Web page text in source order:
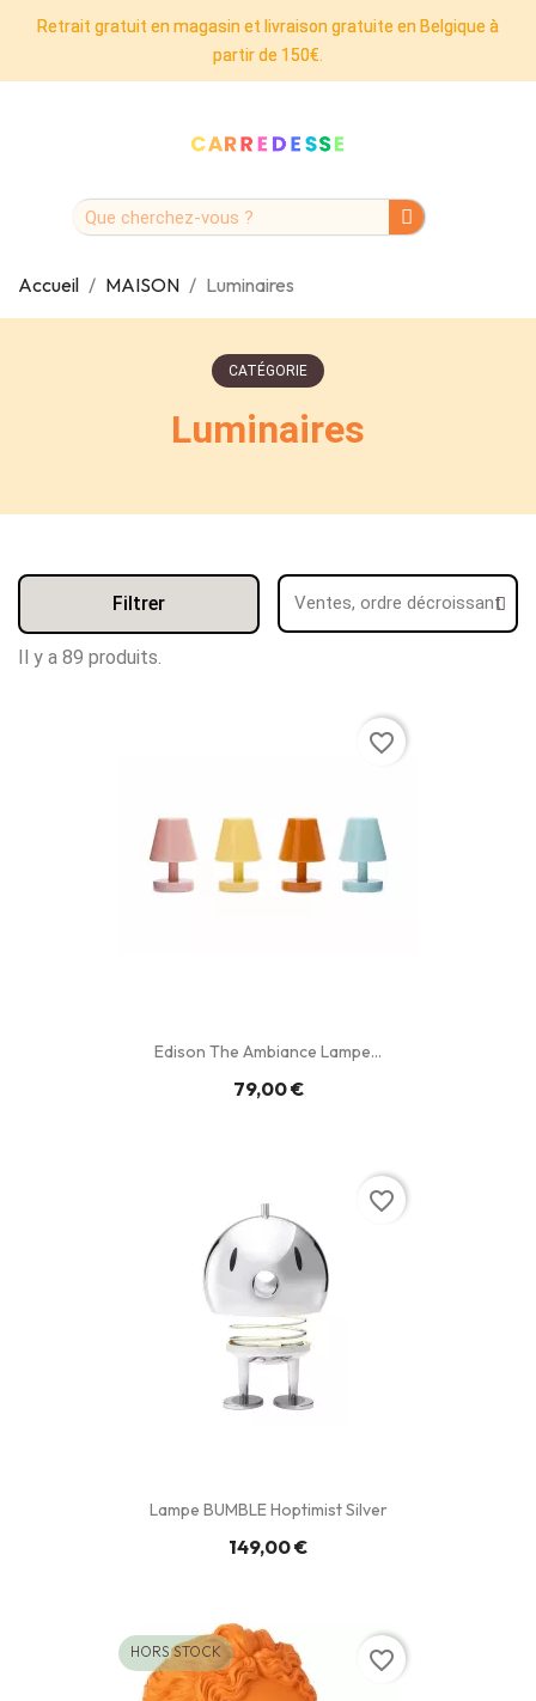
Retrait gratuit en magasin et livraison gratuite en Belgique à
partir de 150€.
Accueil MAISON Luminaires
CATÉGORIE
Luminaires
Il y a 89 produits.
Filtrer
Edison The Ambiance Lampe...
79,00 €
favorite_border
Lampe BUMBLE Hoptimist Silver
149,00 €
favorite_border
HORS STOCK favorite_border